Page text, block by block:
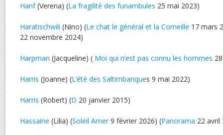
Hanf(Verena) (La fragilité des funambules 25 mai 2023)
Haratischwili (Nino) (Le chat le général et la Corneille 17 mars
22 novembre 2024)
Harpman (Jacqueline) ( Moi qui n’est pas connu les hommes
Harris (Joanne) (L’été des Saltimbanques 9 mai 2022)
Harris (Robert) (D 20 janvier 2015)
Hassaine (Lilia) (Soleil Amer9 février 2026) (Panorama 22 avril